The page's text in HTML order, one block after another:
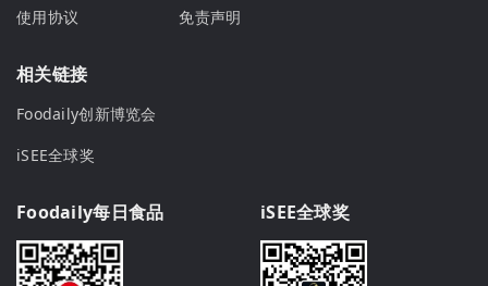
使用协议
免责声明
相关链接
Foodaily创新博览会
iSEE全球奖
Foodaily每日食品 iSEE全球奖